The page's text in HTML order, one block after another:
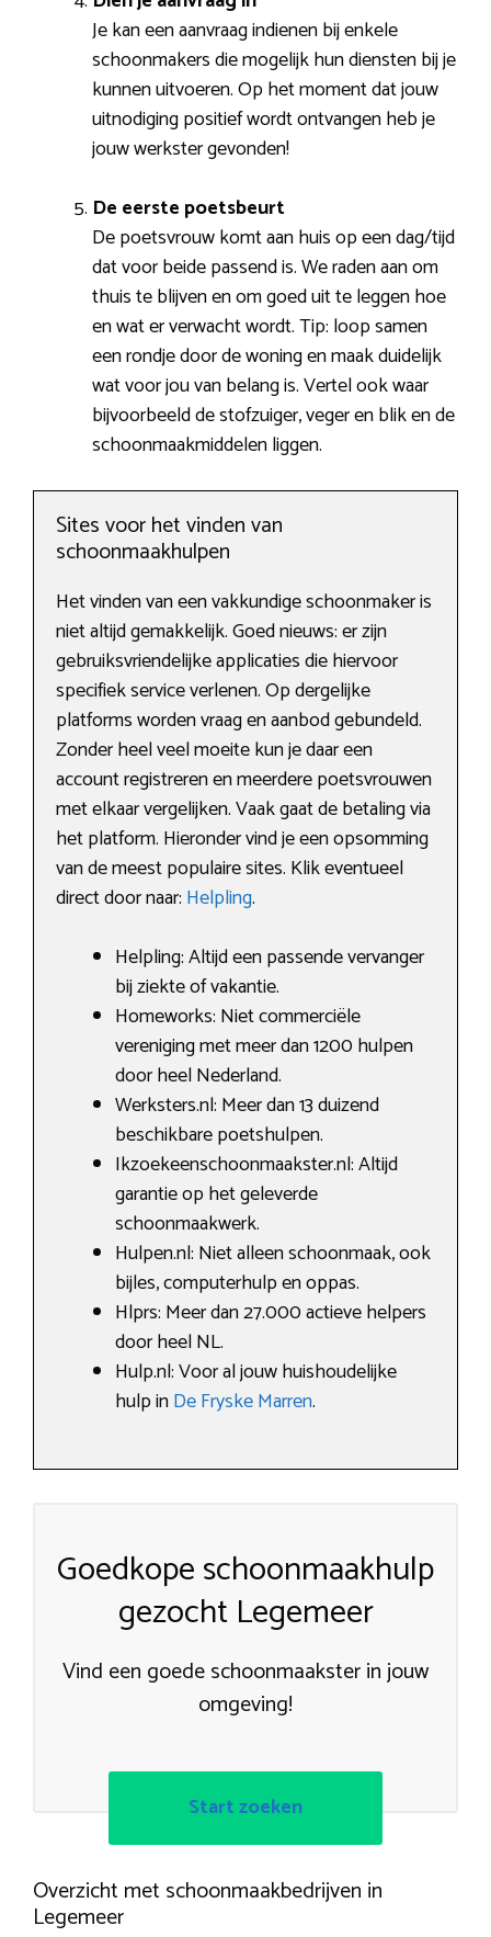
Je kan een aanvraag indienen bij enkele
schoonmakers die mogelijk hun diensten bij je
kunnen uitvoeren. Op het moment dat jouw
uitnodiging positief wordt ontvangen heb je
jouw werkster gevonden!
De eerste poetsbeurt
De poetsvrouw komt aan huis op een dag/tijd
dat voor beide passend is. We raden aan om
thuis te blijven en om goed uit te leggen hoe
en wat er verwacht wordt. Tip: loop samen
een rondje door de woning en maak duidelijk
wat voor jou van belang is. Vertel ook waar
bijvoorbeeld de stofzuiger, veger en blik en de
schoonmaakmiddelen liggen.
Sites voor het vinden van
schoonmaakhulpen
Het vinden van een vakkundige schoonmaker is
niet altijd gemakkelijk. Goed nieuws: er zijn
gebruiksvriendelijke applicaties die hiervoor
specifiek service verlenen. Op dergelijke
platforms worden vraag en aanbod gebundeld.
Zonder heel veel moeite kun je daar een
account registreren en meerdere poetsvrouwen
met elkaar vergelijken. Vaak gaat de betaling via
het platform. Hieronder vind je een opsomming
van de meest populaire sites. Klik eventueel
direct door naar: Helpling.
Helpling: Altijd een passende vervanger
bij ziekte of vakantie.
Homeworks: Niet commerciële
vereniging met meer dan 1200 hulpen
door heel Nederland.
Werksters.nl: Meer dan 13 duizend
beschikbare poetshulpen.
Ikzoekeenschoonmaakster.nl: Altijd
garantie op het geleverde
schoonmaakwerk.
Hulpen.nl: Niet alleen schoonmaak, ook
bijles, computerhulp en oppas.
Hlprs: Meer dan 27.000 actieve helpers
door heel NL.
Hulp.nl: Voor al jouw huishoudelijke
hulp inDe Fryske Marren.
Goedkope schoonmaakhulp
gezocht Legemeer
Vind een goede schoonmaakster in jouw
omgeving!
Start zoeken
Overzicht met schoonmaakbedrijven in
Legemeer